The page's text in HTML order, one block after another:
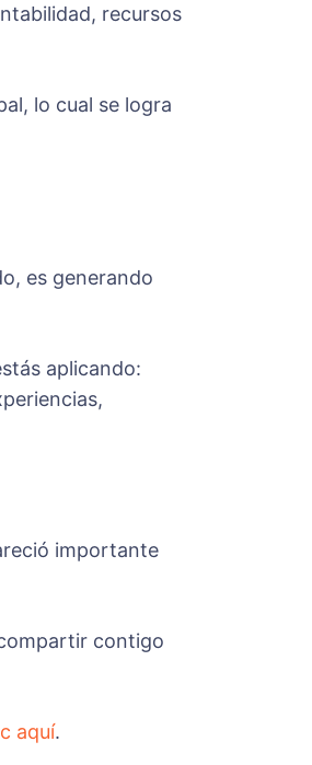
recursos
lo cual se logra
es generando
aplicando:
importante
contigo
aquí.